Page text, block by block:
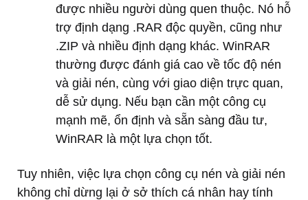
được nhiều người dùng quen thuộc. Nó hỗ
trợ định dạng .RAR độc quyền, cũng như
.ZIP và nhiều định dạng khác. WinRAR
thường được đánh giá cao về tốc độ nén
và giải nén, cùng với giao diện trực quan,
dễ sử dụng. Nếu bạn cần một công cụ
mạnh mẽ, ổn định và sẵn sàng đầu tư,
WinRAR là một lựa chọn tốt.
Tuy nhiên, việc lựa chọn công cụ nén và giải nén
không chỉ dừng lại ở sở thích cá nhân hay tính